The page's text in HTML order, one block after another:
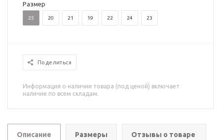
Размер
25 20 21 19 22 24 23
Поделиться
Информация о наличии товара (под ценой) включает
наличие по всем складам.
Описание Размеры Отзывы о товаре